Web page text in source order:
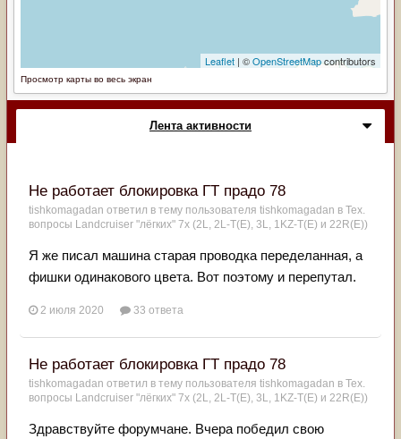
Просмотр карты во весь экран
Лента активности
Не работает блокировка ГТ прадо 78
tishkomagadan ответил в тему пользователя tishkomagadan в Тех.
вопросы Landcruiser "лёгких" 7x (2L, 2L-T(Е), 3L, 1KZ-T(E) и 22R(Е))
Я же писал машина старая проводка переделанная, а
фишки одинакового цвета. Вот поэтому и перепутал.
2 июля 2020 33 ответа
Не работает блокировка ГТ прадо 78
tishkomagadan ответил в тему пользователя tishkomagadan в Тех.
вопросы Landcruiser "лёгких" 7x (2L, 2L-T(Е), 3L, 1KZ-T(E) и 22R(Е))
Здравствуйте форумчане. Вчера победил свою